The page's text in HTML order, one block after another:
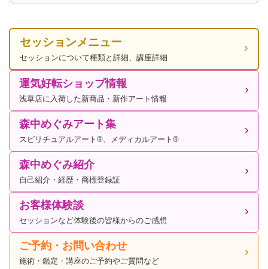
セッションメニュー
セッションについて種類と詳細、講座詳細
運気好転ショップ情報
浅草店に入荷した新商品・新作アート情報
森中めぐみアート集
スピリチュアルアート®、メディカルアート®
森中めぐみ紹介
自己紹介・経歴・商標登録証
お客様体験談
セッションなど体験後の皆様からのご感想
ご予約・お問い合わせ
施術・鑑定・講座のご予約やご質問など